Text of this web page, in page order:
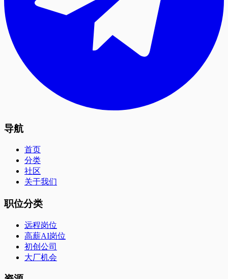
导航
首页
分类
社区
关于我们
职位分类
远程岗位
高薪AI岗位
初创公司
大厂机会